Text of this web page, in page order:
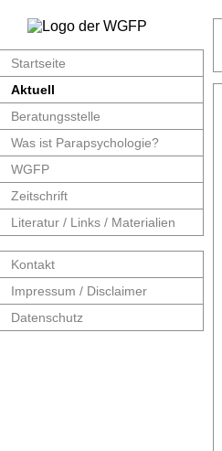
Startseite
Aktuell
Beratungsstelle
Was ist Parapsychologie?
WGFP
Zeitschrift
Literatur / Links / Materialien
Kontakt
Impressum / Disclaimer
Datenschutz